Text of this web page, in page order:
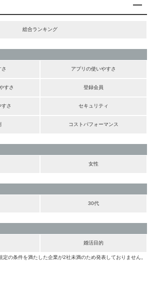
総合ランキング
アプリの使いやすさ
すさ 登録会員
さ セキュリティ
コストパフォーマンス
女性
30代
婚活目的
の条件を満たした企業が2社未満のため発表しておりません。